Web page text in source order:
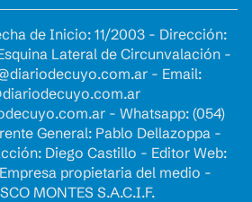
de Inicio: 11/2003 - Dirección:
Lateral de Circunvalación -
- Email:
- Whatsapp: (054)
General: Pablo Dellazoppa -
Diego Castillo - Editor Web:
propietaria del medio -
MONTES S.A.C.I.F.